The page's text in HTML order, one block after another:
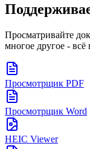
Просматривайте
многое другое - всё
Просмотрщик PDF
Просмотрщик Word
HEIC Viewer